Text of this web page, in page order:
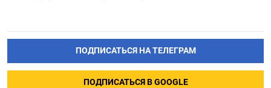
ПОДПИСАТЬСЯ НА ТЕЛЕГРАМ
ПОДПИСАТЬСЯ В GOOGLE